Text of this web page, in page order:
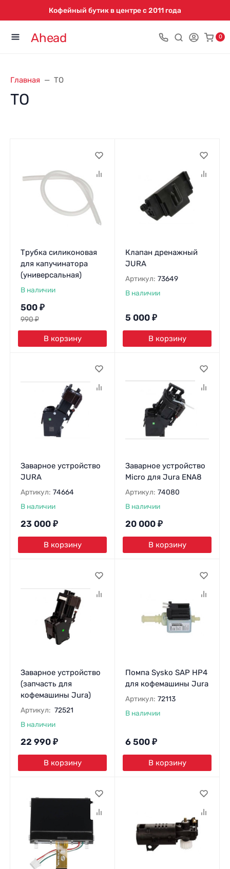
Кофейный бутик в центре с 2011 года
Ahead 0
Главная ТО
ТО
Трубка силиконовая
для капучинатора
(универсальная)
В наличии
500 ₽
990₽
В корзину
Клапан дренажный
JURA
Артикул: 73649
В наличии
5 000 ₽
В корзину
Заварное устройство
JURA
Артикул: 74664
В наличии
23 000 ₽
В корзину
Заварное устройство
Micro для Jura ENA8
Артикул: 74080
В наличии
20 000 ₽
В корзину
Заварное устройство
(запчасть для
кофемашины Jura)
Артикул: 72521
В наличии
22 990 ₽
В корзину
Помпа Sysko SAP HP4
для кофемашины Jura
Артикул: 72113
В наличии
6 500 ₽
В корзину